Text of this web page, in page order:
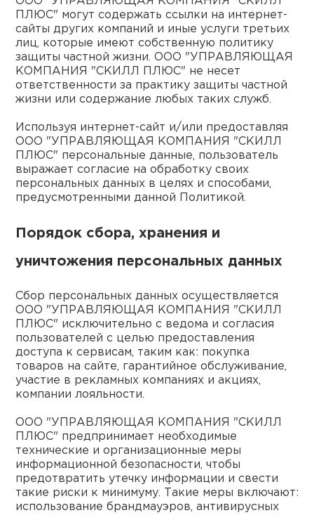
ПЛЮС" могут содержать ссылки на интернет-
сайты других компаний и иные услуги третьих
лиц, которые имеют собственную политику
защиты частной жизни. ООО "УПРАВЛЯЮЩАЯ
КОМПАНИЯ "СКИЛЛ ПЛЮС" не несет
ответственности за практику защиты частной
жизни или содержание любых таких служб.
Используя интернет-сайт и/или предоставляя
ООО "УПРАВЛЯЮЩАЯ КОМПАНИЯ "СКИЛЛ
ПЛЮС" персональные данные, пользователь
выражает согласие на обработку своих
персональных данных в целях и способами,
предусмотренными данной Политикой.
Порядок сбора, хранения и
уничтожения персональных данных
Сбор персональных данных осуществляется
ООО "УПРАВЛЯЮЩАЯ КОМПАНИЯ "СКИЛЛ
ПЛЮС" исключительно с ведома и согласия
пользователей с целью предоставления
доступа к сервисам, таким как: покупка
товаров на сайте, гарантийное обслуживание,
участие в рекламных компаниях и акциях,
компании лояльности.
ООО "УПРАВЛЯЮЩАЯ КОМПАНИЯ "СКИЛЛ
ПЛЮС" предпринимает необходимые
технические и организационные меры
информационной безопасности, чтобы
предотвратить утечку информации и свести
такие риски к минимуму. Такие меры включают:
использование брандмауэров, антивирусных